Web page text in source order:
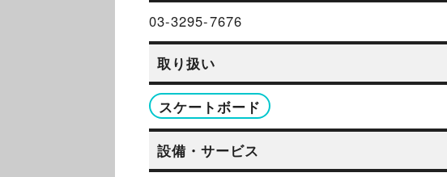
03-3295-7676
取り扱い
スケートボード
設備・サービス